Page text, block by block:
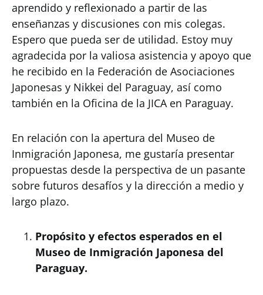
aprendido y reflexionado a partir de las
enseñanzas y discusiones con mis colegas.
Espero que pueda ser de utilidad. Estoy muy
agradecida por la valiosa asistencia y apoyo que
he recibido en la Federación de Asociaciones
Japonesas y Nikkei del Paraguay, así como
también en la Oficina de la JICA en Paraguay.
En relación con la apertura del Museo de
Inmigración Japonesa, me gustaría presentar
propuestas desde la perspectiva de un pasante
sobre futuros desafíos y la dirección a medio y
largo plazo.
Propósito y efectos esperados en el
Museo de Inmigración Japonesa del
Paraguay.